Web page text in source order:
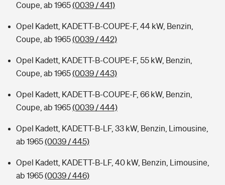
Coupe, ab 1965(0039 / 441)
Opel Kadett, KADETT-B-COUPE-F, 44 kW, Benzin,
Coupe, ab 1965(0039 / 442)
Opel Kadett, KADETT-B-COUPE-F, 55 kW, Benzin,
Coupe, ab 1965(0039 / 443)
Opel Kadett, KADETT-B-COUPE-F, 66 kW, Benzin,
Coupe, ab 1965(0039 / 444)
Opel Kadett, KADETT-B-LF, 33 kW, Benzin, Limousine,
ab 1965(0039 / 445)
Opel Kadett, KADETT-B-LF, 40 kW, Benzin, Limousine,
ab 1965(0039 / 446)